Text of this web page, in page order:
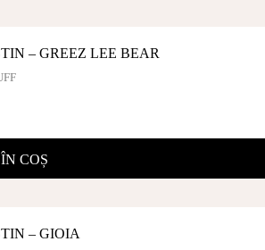
– GREEZ LEE BEAR
COȘ
– GIOIA